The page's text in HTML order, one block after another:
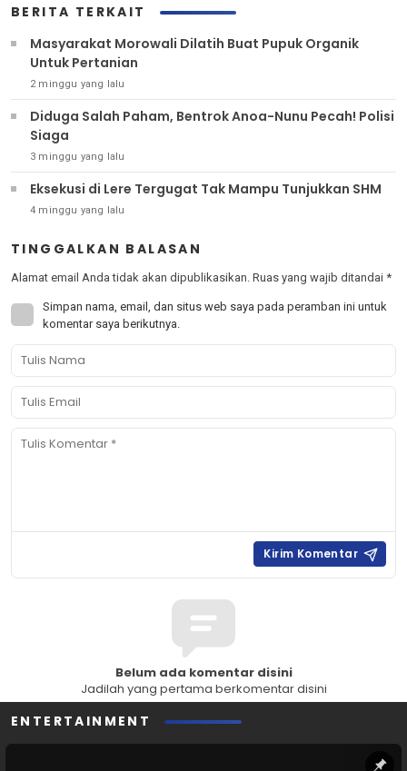
BERITA TERKAIT
Masyarakat Morowali Dilatih Buat Pupuk Organik
Untuk Pertanian
2 minggu yang lalu
Diduga Salah Paham, Bentrok Anoa-Nunu Pecah! Polisi
Siaga
3 minggu yang lalu
Eksekusi di Lere Tergugat Tak Mampu Tunjukkan SHM
4 minggu yang lalu
TINGGALKAN BALASAN
Alamat email Anda tidak akan dipublikasikan. Ruas yang wajib ditandai *
Simpan nama, email, dan situs web saya pada peramban ini untuk
komentar saya berikutnya.
Belum ada komentar disini
Jadilah yang pertama berkomentar disini
ENTERTAINMENT